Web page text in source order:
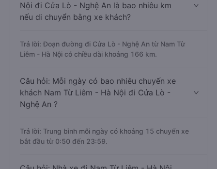
Nội đi Cửa Lò - Nghệ An là bao nhiêu km
nếu di chuyển bằng xe khách?
Trả lời: Đoạn đường đi Cửa Lò - Nghệ An từ Nam Từ
Liêm - Hà Nội có chiều dài khoảng 166 km.
Câu hỏi: Mỗi ngày có bao nhiêu chuyến xe
khách Nam Từ Liêm - Hà Nội đi Cửa Lò -
Nghệ An ?
Trả lời: Trung bình mỗi ngày có khoảng 15 chuyến xe
bắt đầu từ 0:50 đến 23:59.